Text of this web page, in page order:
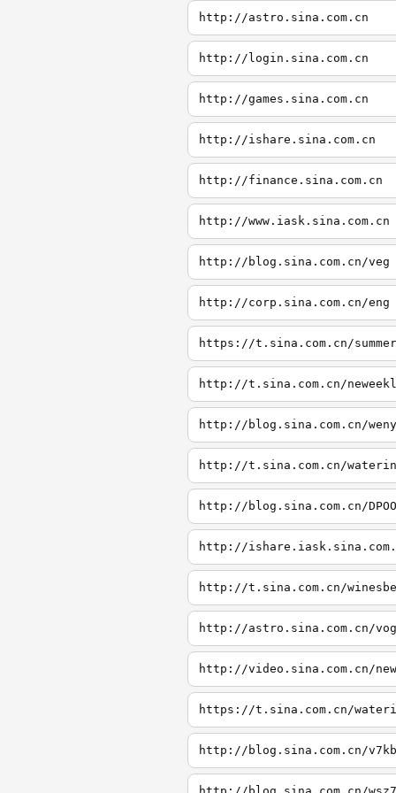
http://astro.sina.com.cn
http://login.sina.com.cn
http://games.sina.com.cn
http://ishare.sina.com.cn
http://finance.sina.com.cn
http://www.iask.sina.com.cn
http://blog.sina.com.cn/veg
http://corp.sina.com.cn/eng
https://t.sina.com.cn/
http://t.sina.com.cn/
http://blog.sina.com.cn/
http://t.sina.com.cn/
http://blog.sina.com.cn/
http://
http://t.sina.com.cn/
http://astro.sina.com.cn/
http://video.sina.com.cn/
https://t.sina.com.cn/
http://blog.sina.com.cn/